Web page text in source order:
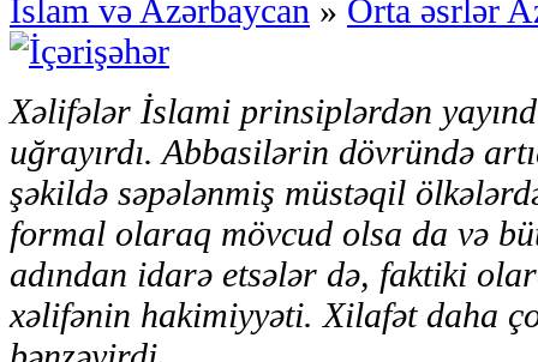
İslam və Azərbaycan » Orta əsrlər
Xəlifələr İslami prinsiplərdən
uğrayırdı. Abbasilərin dövründə
şəkildə səpələnmiş müstəqil
formal olaraq mövcud olsa da və
adından idarə etsələr də, faktiki
xəlifənin hakimiyyəti. Xilafət daha